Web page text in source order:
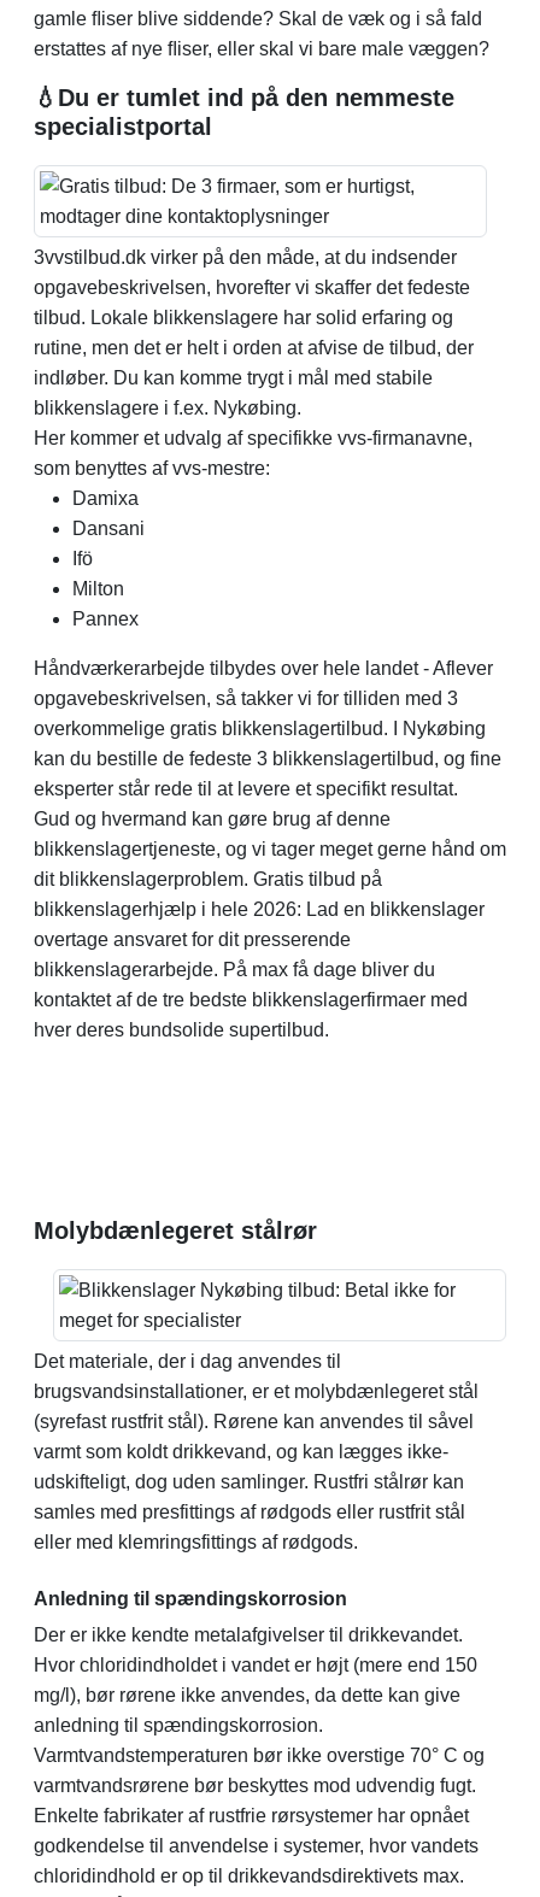
gamle ﬂiser blive siddende? Skal de væk og i så fald
erstattes af nye ﬂiser, eller skal vi bare male væggen?
💧Du er tumlet ind på den nemmeste
specialistportal
3vvstilbud.dk virker på den måde, at du indsender
opgavebeskrivelsen, hvorefter vi skaffer det fedeste
tilbud. Lokale blikkenslagere har solid erfaring og
rutine, men det er helt i orden at afvise de tilbud, der
indløber. Du kan komme trygt i mål med stabile
blikkenslagere i f.ex. Nykøbing.
Her kommer et udvalg af specifikke vvs-firmanavne,
som benyttes af vvs-mestre:
Damixa
Dansani
Ifö
Milton
Pannex
Håndværkerarbejde tilbydes over hele landet - Aflever
opgavebeskrivelsen, så takker vi for tilliden med 3
overkommelige gratis blikkenslagertilbud. I Nykøbing
kan du bestille de fedeste 3 blikkenslagertilbud, og fine
eksperter står rede til at levere et specifikt resultat.
Gud og hvermand kan gøre brug af denne
blikkenslagertjeneste, og vi tager meget gerne hånd om
dit blikkenslagerproblem. Gratis tilbud på
blikkenslagerhjælp i hele 2026: Lad en blikkenslager
overtage ansvaret for dit presserende
blikkenslagerarbejde. På max få dage bliver du
kontaktet af de tre bedste blikkenslagerfirmaer med
hver deres bundsolide supertilbud.
Molybdænlegeret stålrør
Det materiale, der i dag anvendes til
brugsvandsinstallationer, er et molybdænlegeret stål
(syrefast rustfrit stål). Rørene kan anvendes til såvel
varmt som koldt drikkevand, og kan lægges ikke-
udskifteligt, dog uden samlinger. Rustfri stålrør kan
samles med presfittings af rødgods eller rustfrit stål
eller med klemringsfittings af rødgods.
Anledning til spændingskorrosion
Der er ikke kendte metalafgivelser til drikkevandet.
Hvor chloridindholdet i vandet er højt (mere end 150
mg/l), bør rørene ikke anvendes, da dette kan give
anledning til spændingskorrosion.
Varmtvandstemperaturen bør ikke overstige 70° C og
varmtvandsrørene bør beskyttes mod udvendig fugt.
Enkelte fabrikater af rustfrie rørsystemer har opnået
godkendelse til anvendelse i systemer, hvor vandets
chloridindhold er op til drikkevandsdirektivets max.